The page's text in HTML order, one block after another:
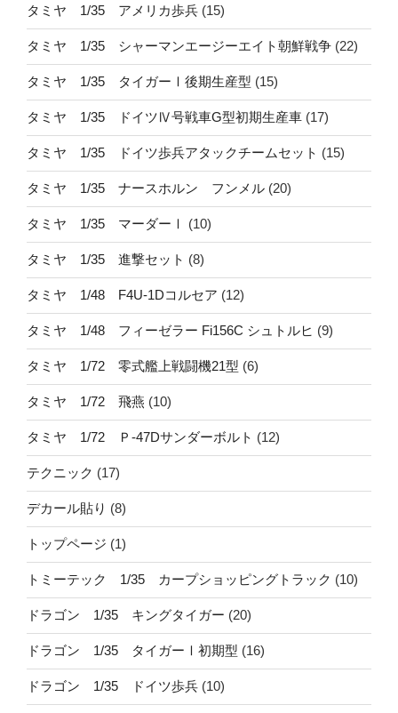
タミヤ 1/35 アメリカ歩兵 (15)
タミヤ 1/35 シャーマンエージーエイト朝鮮戦争 (22)
タミヤ 1/35 タイガーⅠ後期生産型 (15)
タミヤ 1/35 ドイツⅣ号戦車G型初期生産車 (17)
タミヤ 1/35 ドイツ歩兵アタックチームセット (15)
タミヤ 1/35 ナースホルン フンメル (20)
タミヤ 1/35 マーダーⅠ (10)
タミヤ 1/35 進撃セット (8)
タミヤ 1/48 F4U-1Dコルセア (12)
タミヤ 1/48 フィーゼラー Fi156C シュトルヒ (9)
タミヤ 1/72 零式艦上戦闘機21型 (6)
タミヤ 1/72 飛燕 (10)
タミヤ 1/72 Ｐ-47Dサンダーボルト (12)
テクニック (17)
デカール貼り (8)
トップページ (1)
トミーテック 1/35 カープショッピングトラック (10)
ドラゴン 1/35 キングタイガー (20)
ドラゴン 1/35 タイガーⅠ初期型 (16)
ドラゴン 1/35 ドイツ歩兵 (10)